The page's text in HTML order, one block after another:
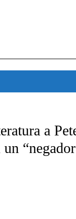
ABOUT NEW
a
ABOUT NEW